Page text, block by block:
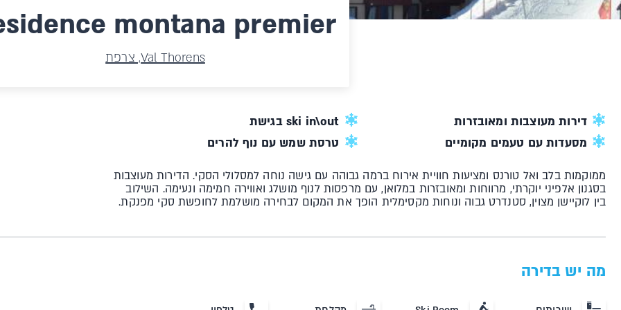
montana premier
Val Thorens, צרפת
דירות מעוצבות ומאובזרות
ski in\out בגישת
מסעדות עם טעמים מקומיים
טרסת שמש עם נוף להרים
ממוקמות בלב ואל טורנס ומציעות חוויית אירוח ברמה גבוהה עם גישה נוחה למסלולי הסקי. הדירות מעוצבות
בסגנון אלפיני יוקרתי, מרווחות ומאובזרות במלואן, עם מרפסות לנוף מושלג ואווירה חמימה ונעימה. השילוב
בין לוקיישן מצוין, סטנדרט גבוה ונוחות מקסימלית הופך את המקום לבחירה מושלמת לחופשת סקי מפנקת.
מה יש בדירה